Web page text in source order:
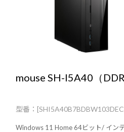
mouse SH-I5A40（
Windows 11 Home 64ビット/ インテル®